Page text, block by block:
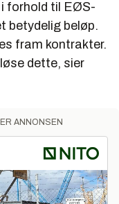
i forhold til EØS-
betydelig beløp.
fram kontrakter.
dette, sier
ANNONSEN